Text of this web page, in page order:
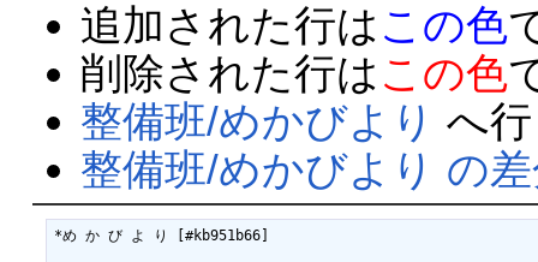
追加された行は この色
削除された行は この色
整備班/めかびより へ
整備班/めかびより の
*め か び よ り [#kb951b66]